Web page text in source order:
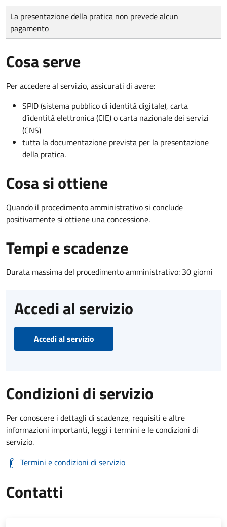
Tipo di pagamento
Importo
La presentazione della pratica non prevede alcun
pagamento
Cosa serve
Per accedere al servizio, assicurati di avere:
SPID (sistema pubblico di identità digitale), carta
d’identità elettronica (CIE) o carta nazionale dei servizi
(CNS)
tutta la documentazione prevista per la presentazione
della pratica.
Cosa si ottiene
Quando il procedimento amministrativo si conclude
positivamente si ottiene una concessione.
Tempi e scadenze
Durata massima del procedimento amministrativo: 30 giorni
Accedi al servizio
Accedi al servizio
Condizioni di servizio
Per conoscere i dettagli di scadenze, requisiti e altre
informazioni importanti, leggi i termini e le condizioni di
servizio.
Termini e condizioni di servizio
Contatti